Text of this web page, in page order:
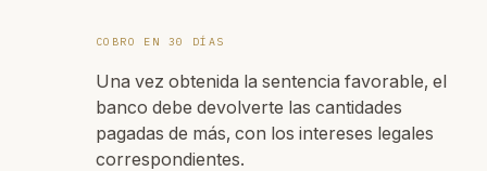
COBRO EN 30 DÍAS
Una vez obtenida la sentencia favorable, el
banco debe devolverte las cantidades
pagadas de más, con los intereses legales
correspondientes.